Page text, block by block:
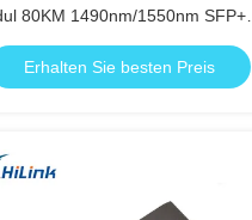
80KM 1490nm/1550nm SFP+
64 WDM 8SFP+ SMF
Erhalten Sie besten Preis